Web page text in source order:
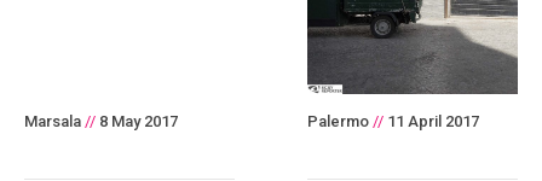
Marsala // 8 May 2017 Palermo // 11 April 2017